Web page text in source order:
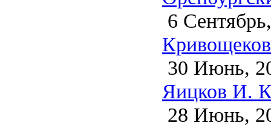
6
30 Июнь,
Яицков И.
28 Июнь,